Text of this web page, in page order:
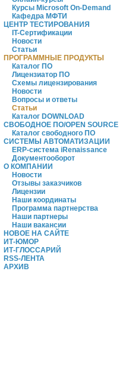
Курсы Microsoft On-Demand
Кафедра МФТИ
ЦЕНТР ТЕСТИРОВАНИЯ
IT-Сертификации
Новости
Статьи
ПРОГРАММНЫЕ ПРОДУКТЫ
Каталог ПО
Лицензиатор ПО
Схемы лицензирования
Новости
Вопросы и ответы
Статьи
Каталог DOWNLOAD
СВОБОДНОЕ ПО/OPEN SOURCE
Каталог свободного ПО
СИСТЕМЫ АВТОМАТИЗАЦИИ
ERP-система iRenaissance
Документооборот
О КОМПАНИИ
Новости
Отзывы заказчиков
Лицензии
Наши координаты
Программа партнерства
Наши партнеры
Наши вакансии
НОВОЕ НА САЙТЕ
ИТ-ЮМОР
ИТ-ГЛОССАРИЙ
RSS-ЛЕНТА
АРХИВ